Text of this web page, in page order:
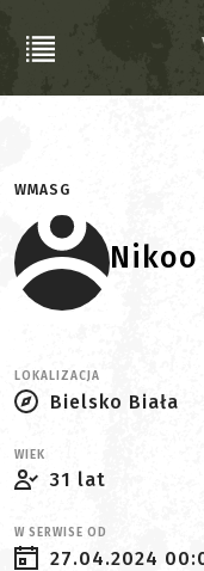
WMASG
Nikoo
LOKALIZACJA
Bielsko Biała
WIEK
31 lat
W SERWISE OD
27.04.2024